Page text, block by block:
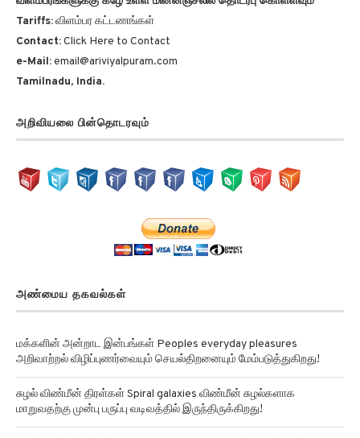
Tariffs:விளம்பர கட்டணங்கள்
Contact:Click Here to Contact
e-Mail: email@ariviyalpuram.com
Tamilnadu, India.
அறிவாற்றல் விழிப்புணர்வையும் செயல்திறனையும் மேம்படுத்துகிறது!
சுழல் விண்மீன் திரள்கள் Spiral galaxies விண்மீன் சுழல்களாக
மாறுவதற்கு முன்பு பருப்பு வடிவத்தில் இருந்திருக்கிறது!
அன்னோம் கிட்டத்தட்ட Annom lists proteins 2 மில்லியன் புரதங்களை